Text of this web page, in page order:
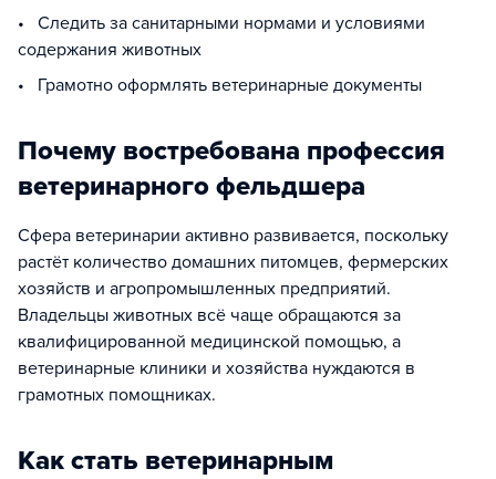
• Следить за санитарными нормами и условиями
содержания животных
• Грамотно оформлять ветеринарные документы
Почему востребована профессия
ветеринарного фельдшера
Сфера ветеринарии активно развивается, поскольку
растёт количество домашних питомцев, фермерских
хозяйств и агропромышленных предприятий.
Владельцы животных всё чаще обращаются за
квалифицированной медицинской помощью, а
ветеринарные клиники и хозяйства нуждаются в
грамотных помощниках.
Как стать ветеринарным